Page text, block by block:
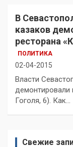
В
казаков
ресторана
ПОЛИТИКА
02-04-2015
Власти
демонтировали
Гоголя, 6). Как…
Свежие